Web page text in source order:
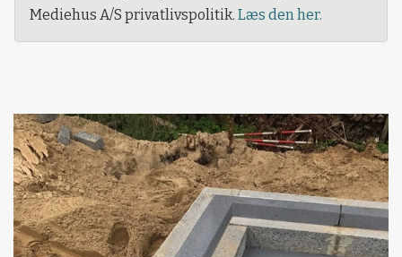
Mediehus A/S privatlivspolitik. Læs den her.